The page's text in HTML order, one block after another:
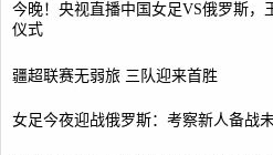
今晚！央视直播中国女足VS俄罗斯，
仪式
疆超联赛无弱旅 三队迎来首胜
女足今夜迎战俄罗斯：考察新人备战